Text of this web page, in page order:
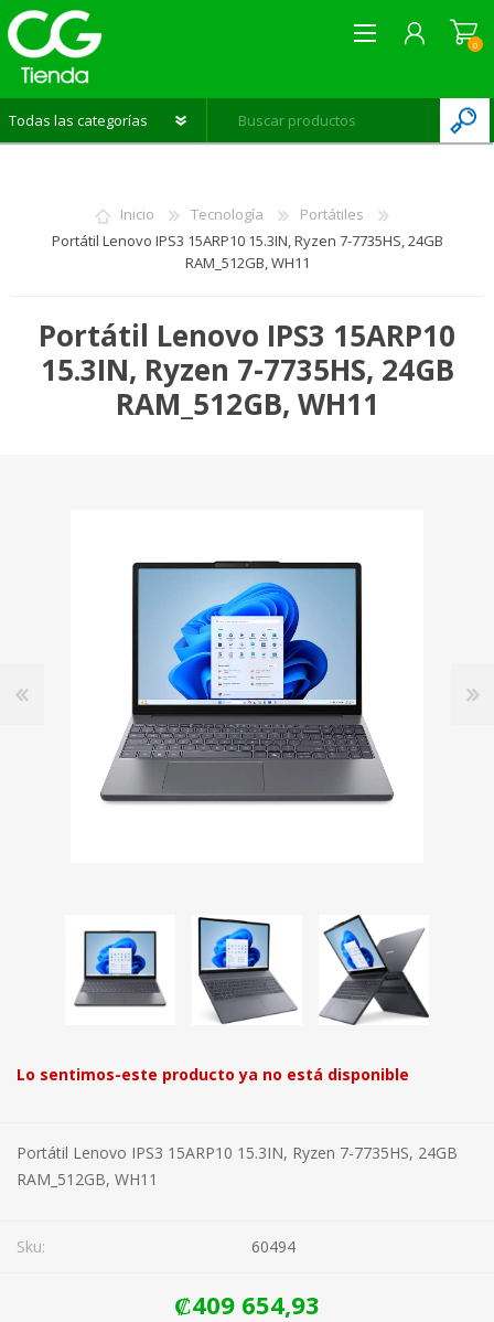
LISTA DE DESEOS
0
0
Inicio Tecnología
Portátiles
Portátil Lenovo IPS3 15ARP10 15.3IN, Ryzen 7-7735HS, 24GB
RAM_512GB, WH11
Portátil Lenovo IPS3 15ARP10
15.3IN, Ryzen 7-7735HS, 24GB
RAM_512GB, WH11
Lo sentimos-este producto ya no está disponible
Portátil Lenovo IPS3 15ARP10 15.3IN, Ryzen 7-7735HS, 24GB
RAM_512GB, WH11
Sku: 60494
₡409 654,93